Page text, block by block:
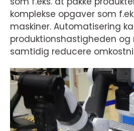
komplekse opgaver som
maskiner. Automatisering
produktionshastigheden
samtidig reducere